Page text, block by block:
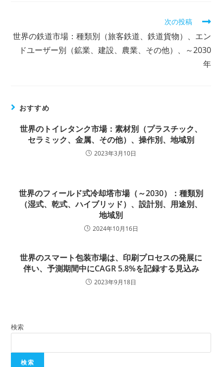
他
次の投稿
世界の鉄道市場：種類別（旅客鉄道、鉄道貨物）、エン
ドユーザー別（鉱業、建設、農業、その他）、～2030
年
おすすめ
世界のトイレタンク市場：素材別（プラスチック、
セラミック、金属、その他）、操作別、地域別
2023年3月10日
世界のフィールド式冷却塔市場（～2030）：種類別
（湿式、乾式、ハイブリッド）、設計別、用途別、
地域別
2024年10月16日
世界のスマート包装市場は、印刷プロセスの発展に
伴い、予測期間中にCAGR 5.8%を記録する見込み
2023年9月18日
検索
検索